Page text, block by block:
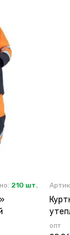
210 шт.
опт